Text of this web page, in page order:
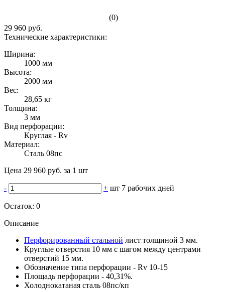
(0)
29 960 руб.
Технические характеристики:
Ширина:
1000 мм
Высота:
2000 мм
Вес:
28,65 кг
Толщина:
3 мм
Вид перфорации:
Круглая - Rv
Материал:
Сталь 08пс
Цена 29 960 руб. за 1 шт
- + шт 7 рабочих дней
Остаток: 0
Описание
Перфорированный стальной лист толщиной 3 мм.
Круглые отверстия 10 мм с шагом между центрами
отверстий 15 мм.
Обозначение типа перфорации - Rv 10-15
Площадь перфорации - 40,31%.
Холоднокатаная сталь 08пс/кп